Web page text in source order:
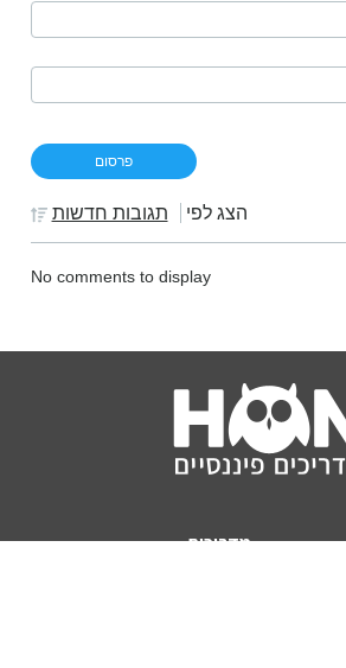
הצג לפי תגובות חדשות
No comments to display
מדריכים